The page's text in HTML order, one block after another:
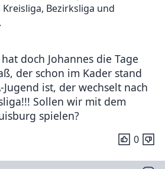
Bezirksliga und
doch Johannes die Tage
der schon im Kader stand
ist, der wechselt nach
Sollen wir mit dem
spielen?
0